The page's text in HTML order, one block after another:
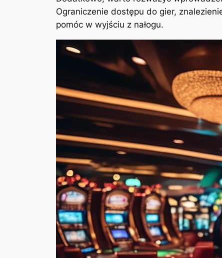
Ograniczenie dostępu do gier,
pomóc w wyjściu z nałogu.